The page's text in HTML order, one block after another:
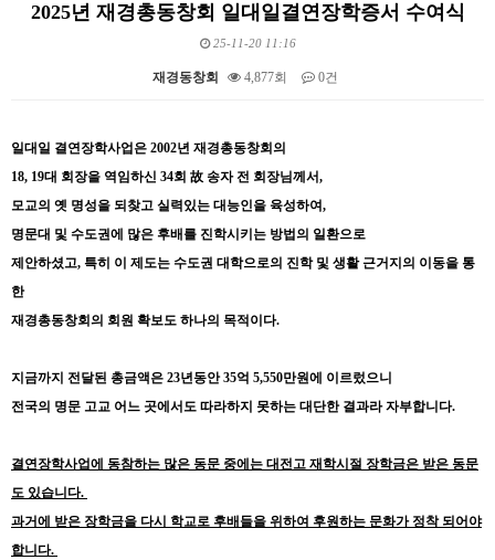
2025년 재경총동창회 일대일결연장학증서 수여식
25-11-20 11:16
재경동창회 4,877회 0건
일대일 결연장학사업은 2002년 재경총동창회의
18, 19대 회장을 역임하신 34회 故 송자 전 회장님께서,
모교의 옛 명성을 되찾고 실력있는 대능인을 육성하여,
명문대 및 수도권에 많은 후배를 진학시키는 방법의 일환으로
제안하셨고, 특히 이 제도는 수도권 대학으로의 진학 및 생활 근거지의 이동을 통
한
재경총동창회의 회원 확보도 하나의 목적이다.
지금까지 전달된 총금액은 23년동안 35억 5,550만원에 이르렀으니
전국의 명문 고교 어느 곳에서도 따라하지 못하는 대단한 결과라 자부합니다.
결연장학사업에 동참하는 많은 동문 중에는 대전고 재학시절 장학금은 받은 동문
도 있습니다.
과거에 받은 장학금을 다시 학교로 후배들을 위하여 후원하는 문화가 정착 되어야
합니다.